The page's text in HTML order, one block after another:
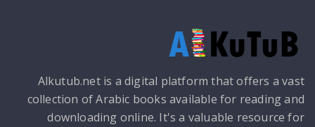
Alkutub.net is a digital platform that offers a vast
collection of Arabic books available for reading and
downloading online. It's a valuable resource for